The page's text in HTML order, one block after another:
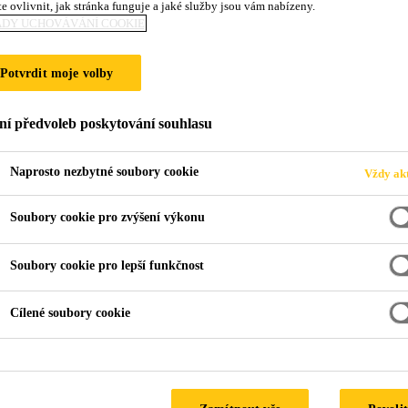
FORCITY
Smart
ovlivnit, jak stránka funguje a jaké služby jsou vám nabízeny.
UCHOVÁVÁNÍ COOKIE
Potvrdit moje volby
předvoleb poskytování souhlasu
Naprosto nezbytné soubory cookie Vždy
Soubory cookie pro zvýšení výkonu
Soubory cookie pro lepší funkčnost
Cílené soubory cookie